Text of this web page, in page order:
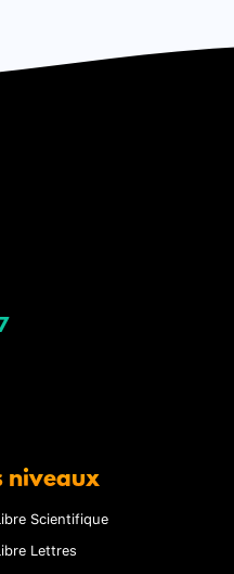
niveaux
Scientifique
Lettres